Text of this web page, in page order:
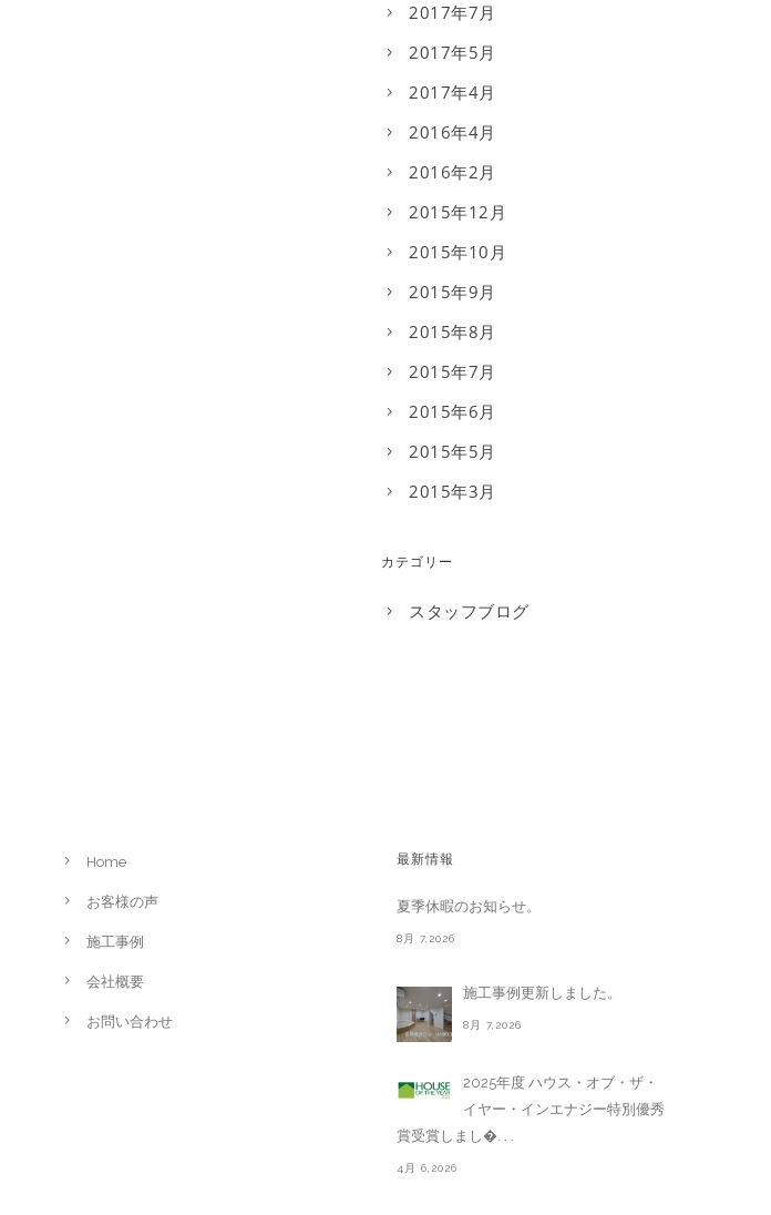
2017年7月
2017年5月
2017年4月
2016年4月
2016年2月
2015年12月
2015年10月
2015年9月
2015年8月
2015年7月
2015年6月
2015年5月
2015年3月
カテゴリー
スタッフブログ
Home
お客様の声
施工事例
会社概要
お問い合わせ
最新情報
夏季休暇のお知らせ。
8月 7,2026
施工事例更新しました。
8月 7,2026
2025年度 ハウス・オブ・ザ・
イヤー・インエナジー特別優秀
賞受賞しまし�. . .
4月 6,2026